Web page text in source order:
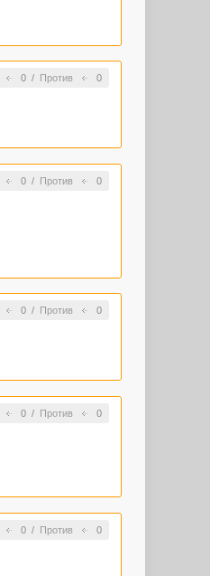
0/ Против 0
0/ Против 0
0/ Против 0
0/ Против 0
0/ Против 0